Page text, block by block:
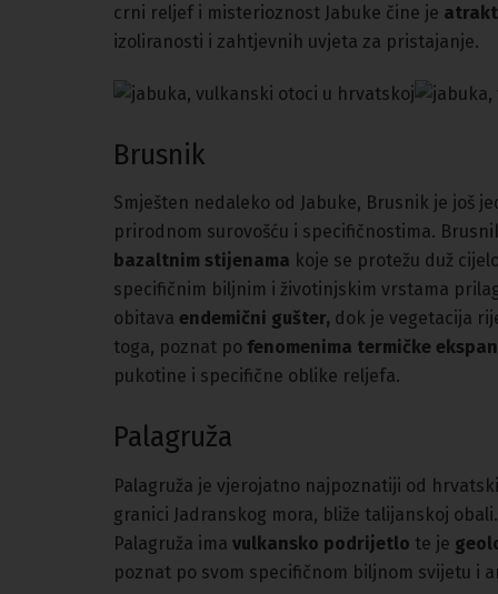
crni reljef i misterioznost Jabuke čine je
izoliranosti i zahtjevnih uvjeta za pristajanje.
Brusnik
Smješten nedaleko od Jabuke, Brusnik je još
prirodnom surovošću i specifičnostima.
bazaltnim stijenama koje se protežu duž
specifičnim biljnim i životinjskim vrstama
obitava endemični gušter, dok je vegetacija
toga, poznat po fenomenima termičke
pukotine i specifične oblike reljefa.
Palagruža
Palagruža je vjerojatno najpoznatiji od
granici Jadranskog mora, bliže talijanskoj
Palagruža ima vulkansko podrijetlo te je
poznat po svom specifičnom biljnom svijetu i